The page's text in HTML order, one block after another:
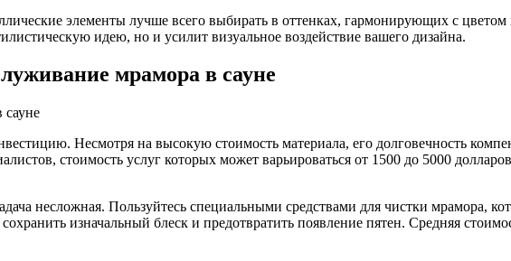
элементы лучше всего выбирать в оттенках, гармонирующих с
идею, но и усилит визуальное воздействие вашего дизайна.
мрамора в сауне
Несмотря на высокую стоимость материала, его долговечность
стоимость услуг которых может варьироваться от 1500 до 5000
несложная. Пользуйтесь специальными средствами для чистки мрамора,
изначальный блеск и предотвратить появление пятен. Средняя